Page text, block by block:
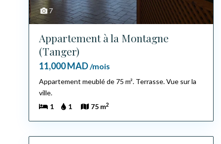
7
Appartement à la Montagne
(Tanger)
11,000 MAD/mois
Appartement meublé de 75 m². Terrasse. Vue sur la
ville.
1
1 75 m2